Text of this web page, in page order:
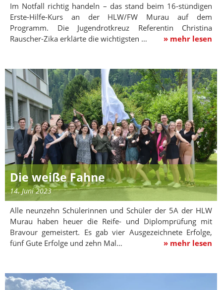
Im Notfall richtig handeln – das stand beim 16-stündigen
Erste-Hilfe-Kurs an der HLW/FW Murau auf dem
Programm. Die Jugendrotkreuz Referentin Christina
Rauscher-Zika erklärte die wichtigsten …
» mehr lesen
Die weiße Fahne
14. Juni 2023
Alle neunzehn Schülerinnen und Schüler der 5A der HLW
Murau haben heuer die Reife- und Diplomprüfung mit
Bravour gemeistert. Es gab vier Ausgezeichnete Erfolge,
fünf Gute Erfolge und zehn Mal…
» mehr lesen